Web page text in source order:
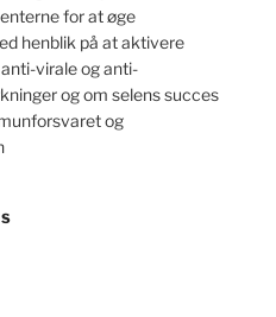
for at øge
henblik på at aktivere
virale og anti-
og om selens succes
og